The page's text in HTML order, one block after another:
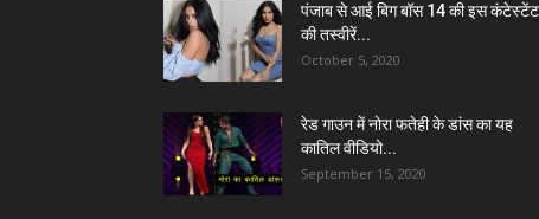
पंजाब से आई बिग बॉस 14 की इस कंटेस्टेंट
की तस्वीरें...
October 5, 2020
रेड गाउन में नोरा फतेही के डांस का यह
कातिल वीडियो...
September 15, 2020